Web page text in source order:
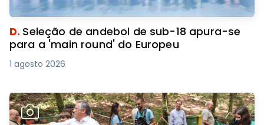
D. Seleção de andebol de sub-18 apura-se
para a 'main round' do Europeu
1 agosto 2026